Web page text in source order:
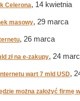
Celerona, 14 kwietnia
masowy, 29 marca
, 26 marca
zł na e-zakupy, 24
wart 7 mld USD,
można założyć firmę